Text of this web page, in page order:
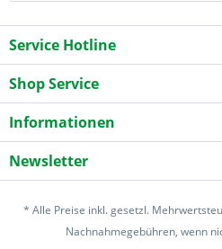
Service Hotline
Shop Service
Informationen
Newsletter
* Alle Preise inkl. gesetzl.
Nachnahmegebühren, wenn